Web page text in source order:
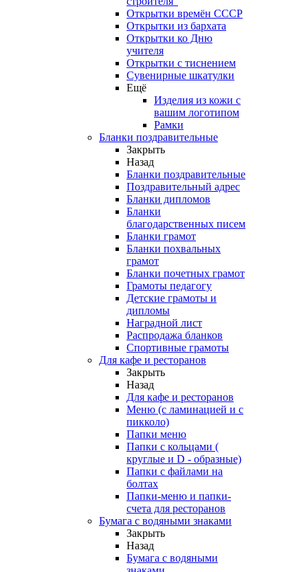
Открытки времён СССР
Открытки из бархата
Открытки ко Дню
учителя
Открытки с тиснением
Сувенирные шкатулки
Ещё
Изделия из кожи с
вашим логотипом
Рамки
Бланки поздравительные
Закрыть
Назад
Бланки поздравительные
Поздравительный адрес
Бланки дипломов
Бланки
благодарственных писем
Бланки грамот
Бланки похвальных
грамот
Бланки почетных грамот
Грамоты педагогу
Детские грамоты и
дипломы
Наградной лист
Распродажа бланков
Спортивные грамоты
Для кафе и ресторанов
Закрыть
Назад
Для кафе и ресторанов
Меню (с ламинацией и с
пикколо)
Папки меню
Папки с кольцами (
круглые и D - образные)
Папки с файлами на
болтах
Папки-меню и папки-
счета для ресторанов
Бумага с водяными знаками
Закрыть
Назад
Бумага с водяными